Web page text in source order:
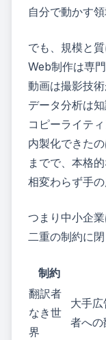
自分で動かす
でも、規模と
Web制作は専
動画は撮影技術
データ分析は知
コピーライテ
内製化できた
までで、本格
相変わらず手
つまり中小企業
二重の制約に閉
制約
翻訳者
なき世
界
大手
者へ